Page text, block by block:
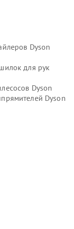
Dyson
для рук
Dyson
Dyson